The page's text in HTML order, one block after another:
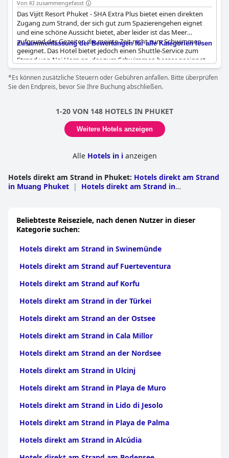
Von KI zusammengefasst
Das Vijitt Resort Phuket - SHA Extra Plus bietet einen direkten
Zugang zum Strand, der sich gut zum Spazierengehen eignet
und eine schöne Aussicht bietet, aber leider ist das Meer
aufgrund der Gezeiten die meiste Zeit nicht zum Schwimmen
geeignet. Das Hotel bietet jedoch einen Shuttle-Service zum
Strand von Nai Harn an, der zum Schwimmen besser geeignet
ist. Der Garten und die Liegewiese am Strand sind riesig und
bieten viele Möglichkeiten für Aktivitäten, und der Blick auf den
Strand ist frei. Trotz einiger negativer Bewertungen, in denen
Infinity-Pool mit herrlichem Meerblick. Das Hotel bietet auch
einen kostenlosen Transfer zu einem schöneren Strand an. Das
Resort bietet viel Platz für Privatsphäre, und einige Gäste hatten
Essen, dem Strand und dem Pool.
Zusammenfassung der Bewertungen für alle Kategorien lesen
*Es können zusätzliche Steuern oder Gebühren anfallen. Bitte überprüfen
Sie den Endpreis, bevor Sie Ihre Buchung abschließen.
1-20 VON 148 HOTELS IN PHUKET
Weitere Hotels anzeigen
Alle Hotels in ianzeigen
Hotels direkt am Strand in Phuket: Hotels direkt am Strand
in Muang Phuket |
Hotels direkt am Strand in
Beliebteste Reiseziele, nach denen Nutzer in dieser
Kategorie suchen:
Hotels direkt am Strand in Swinemünde
Hotels direkt am Strand auf Fuerteventura
Hotels direkt am Strand auf Korfu
Hotels direkt am Strand in der Türkei
Hotels direkt am Strand an der Ostsee
Hotels direkt am Strand in Cala Millor
Hotels direkt am Strand an der Nordsee
Hotels direkt am Strand in Ulcinj
Hotels direkt am Strand in Playa de Muro
Hotels direkt am Strand in Lido di Jesolo
Hotels direkt am Strand in Playa de Palma
Hotels direkt am Strand in Alcúdia